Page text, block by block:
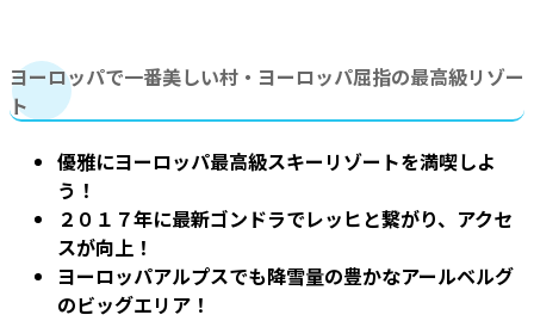
ヨーロッパで一番美しい村・ヨーロッパ屈指の最高級リゾー
ト
優雅にヨーロッパ最高級スキーリゾートを満喫しよ
う！
２０１７年に最新ゴンドラでレッヒと繋がり、アクセ
スが向上！
ヨーロッパアルプスでも降雪量の豊かなアールベルグ
のビッグエリア！